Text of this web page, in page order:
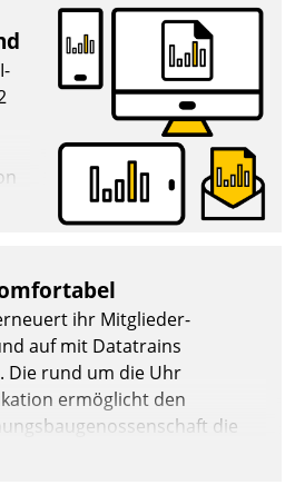
erneuert ihr Mitglieder-
auf mit Datatrains
Die rund um die Uhr
ermöglicht den
die
Tablet oder PC.